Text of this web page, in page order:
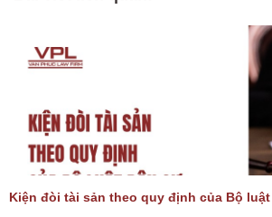
Kiện đòi tài sản theo quy định của Bộ